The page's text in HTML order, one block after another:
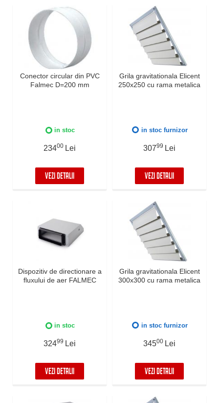
Conector circular din PVC
Falmec D=200 mm
in stoc
23400 Lei
VEZI DETALII
Grila gravitationala Elicent
250x250 cu rama metalica
in stoc furnizor
30799 Lei
VEZI DETALII
Dispozitiv de directionare a
fluxului de aer FALMEC
in stoc
32499 Lei
VEZI DETALII
Grila gravitationala Elicent
300x300 cu rama metalica
in stoc furnizor
34500 Lei
VEZI DETALII